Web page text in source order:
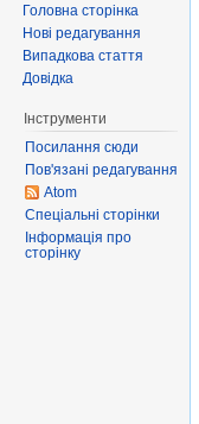
Головна сторінка
Нові редагування
Випадкова стаття
Довідка
Інструменти
Посилання сюди
Пов'язані редагування
Atom
Спеціальні сторінки
Інформація про
сторінку